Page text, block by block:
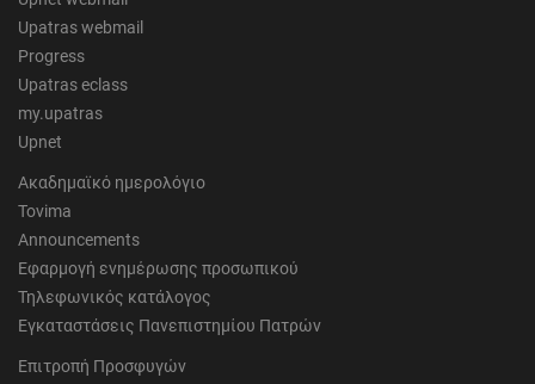
Upatras webmail
Progress
Upatras eclass
my.upatras
Upnet
Ακαδημαϊκό ημερολόγιο
Tovima
Announcements
Εφαρμογή ενημέρωσης προσωπικού
Τηλεφωνικός κατάλογος
Εγκαταστάσεις Πανεπιστημίου Πατρών
Επιτροπή Προσφυγών